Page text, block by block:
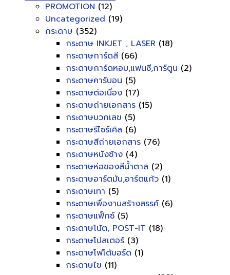
PROMOTION (12)
Uncategorized (19)
กระดาษ (352)
กระดาษ INKJET , LASER (18)
กระดาษการ์ดสี (66)
กระดาษการ์ดหอม,แฟนซี,การ์ตูน (2)
กระดาษคาร์บอน (5)
กระดาษต่อเนื่อง (17)
กระดาษถ่ายเอกสาร (15)
กระดาษบวกเลข (5)
กระดาษรีไซร์เคิล (6)
กระดาษสีถ่ายเอกสาร (76)
กระดาษหนังช้าง (4)
กระดาษห่อของสีน้ำตาล (2)
กระดาษอาร์ตมัน,อาร์ตแก้ว (1)
กระดาษเทา (5)
กระดาษเพื่องานสร้างสรรค์ (6)
กระดาษแฟ็กซ์ (5)
กระดาษโน้ต, POST-IT (18)
กระดาษโปสเตอร์ (3)
กระดาษโฟโต้บอร์ด (1)
กระดาษไข (11)